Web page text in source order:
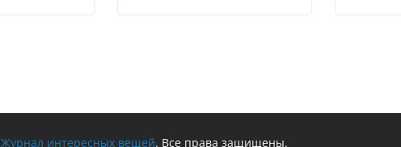
Журнал интересных вещей. Все права защищены.